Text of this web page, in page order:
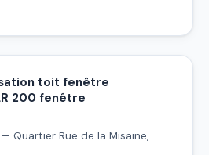
toit fenêtre
200 fenêtre
Quartier Rue de la Misaine,